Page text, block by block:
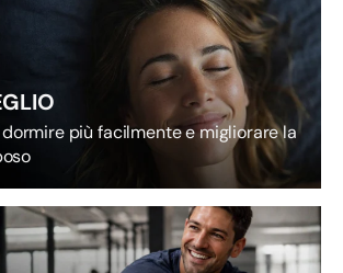
più facilmente e migliorare la